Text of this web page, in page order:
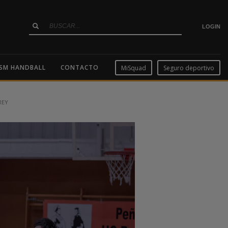
LOGIN
HANDBALL CONTACTO MiSquad Seguro deportivo